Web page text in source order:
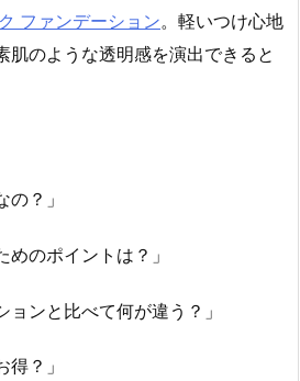
ファンデーション。軽いつけ心地
肌のような透明感を演出できると
の？」
めのポイントは？」
ョンと比べて何が違う？」
得？」